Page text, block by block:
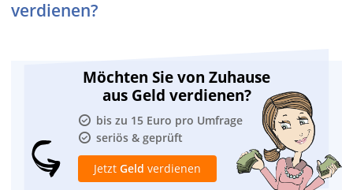
verdienen?
Möchten Sie von Zuhause
aus Geld verdienen?
bis zu 15 Euro pro Umfrage
seriös & geprüft
Jetzt Geld verdienen